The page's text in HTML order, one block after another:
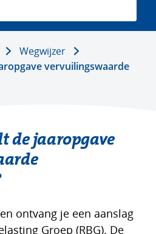
Wegwijzer
vervuilingswaarde
de jaaropgave
ontvang je een aanslag
Groep (RBG). De